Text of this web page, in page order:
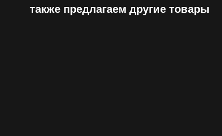
также предлагаем другие товары